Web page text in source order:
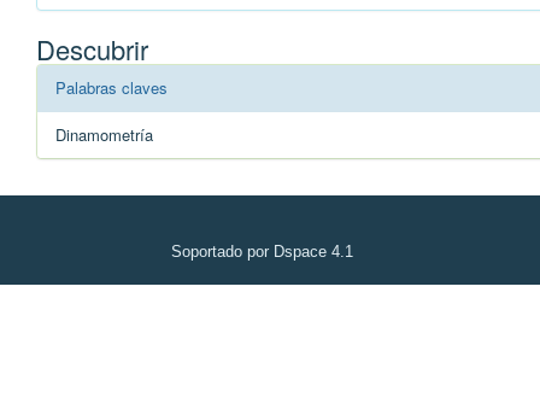
Descubrir
Palabras claves
Dinamometría
Soportado por Dspace 4.1